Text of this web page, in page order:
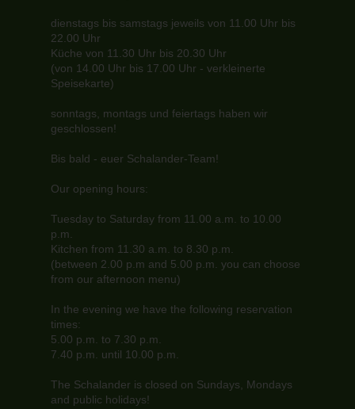
dienstags bis samstags jeweils von 11.00 Uhr bis
22.00 Uhr
Küche von 11.30 Uhr bis 20.30 Uhr
(von 14.00 Uhr bis 17.00 Uhr - verkleinerte
Speisekarte)
sonntags, montags und feiertags haben wir
geschlossen!
Bis bald - euer Schalander-Team!
Our opening hours:
Tuesday to Saturday from 11.00 a.m. to 10.00
p.m.
Kitchen from 11.30 a.m. to 8.30 p.m.
(between 2.00 p.m and 5.00 p.m. you can choose
from our afternoon menu)
In the evening we have the following reservation
times:
5.00 p.m. to 7.30 p.m.
7.40 p.m. until 10.00 p.m.
The Schalander is closed on Sundays, Mondays
and public holidays!